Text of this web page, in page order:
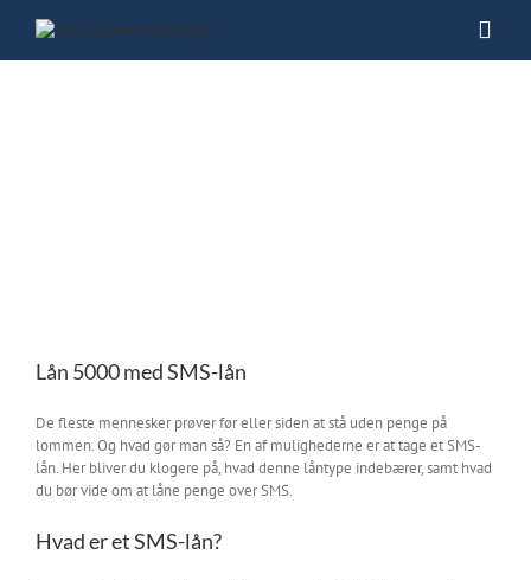
Lån 5000 med SMS-lån
De fleste mennesker prøver før eller siden at stå uden penge på
lommen. Og hvad gør man så? En af mulighederne er at tage et SMS-
lån. Her bliver du klogere på, hvad denne låntype indebærer, samt hvad
du bør vide om at låne penge over SMS.
Hvad er et SMS-lån?